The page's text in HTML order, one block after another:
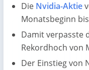
Die Nvidia-Aktie
Monatsbeginn
Damit verpasste
Rekordhoch von
Der Einstieg von